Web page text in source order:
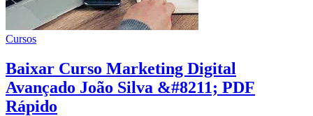
Cursos
Baixar Curso Marketing Digital
Avançado João Silva &#8211; PDF
Rápido